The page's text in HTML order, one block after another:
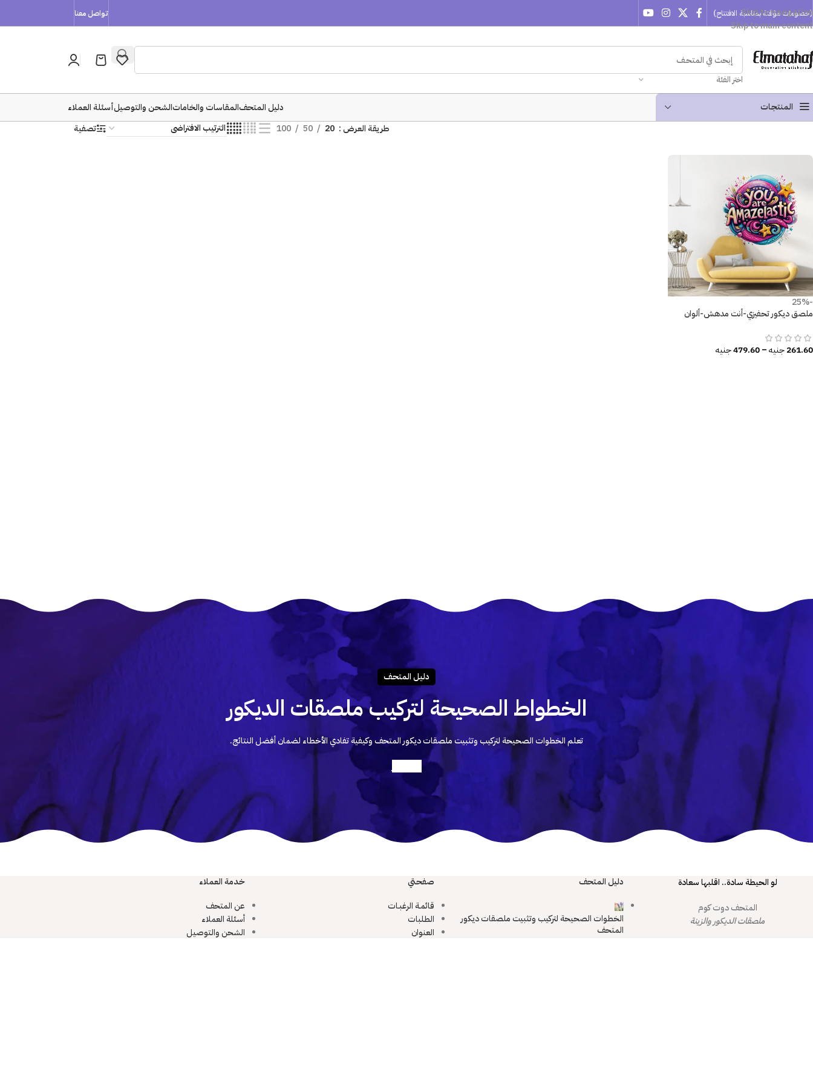
Skip to navigation
Skip to main content
(خصومات مؤقتة بمناسبة الافتتاح) تواصل معنا
اختر الفئة
المنتجـات دليل المتحفالمقاسات والخاماتالشحن والتوصيلأسئلة العملاء
طريقة العرض
20
50
100 تصفية
-25%
ملصق ديكور تحفيزي-أنت مدهش-ألوان
261.60جنيه–
479.60جنيه
دليـل المتحـف
الخطواط الصحيحة لتركيب ملصقات الديكور
تعلم الخطوات الصحيحة لتركيب وتثبيت ملصقات ديكور المتحف وكيفية تفادي الأخطاء لضمان أفضل النتائج.
لو الحيطة سادة.. اقلبها سعادة
المتحف دوت كوم
ملصقات الديكور والزينة
دليل المتحف
الخطوات الصحيحة لتركيب وتثبيت ملصقات ديكور
المتحف
صفحتي
قائمـة الرغبـات
الطلبات
العنوان
خدمة العملاء
عن المتحف
أسئلة العملاء
الشحن والتوصيل